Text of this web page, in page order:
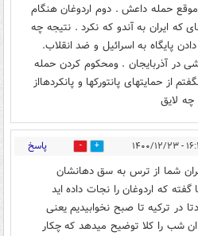
حمله داعش . دوم اردوغان هنگام
که ایران به آندو که نکرد . نتیجه چه
پایگاه به اسرائیل و ضد انقلاب.
در آذربایجان . ومحکوم کردن حمله
از حمایتهای پانتورکها و پانکردهااز
لایق
۱۲/۲۳ 6 پاسخ
شما از ترس به سق دهانشان
که اردوغان را نجات داده اید
در ترکیه تا صبح نخوابیدیم یعنی
شب را کلا توضیح میدهد که چکار